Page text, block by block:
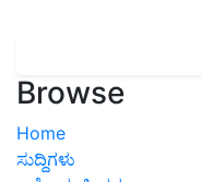
Browse
Home
ಸುದ್ದಿಗಳು